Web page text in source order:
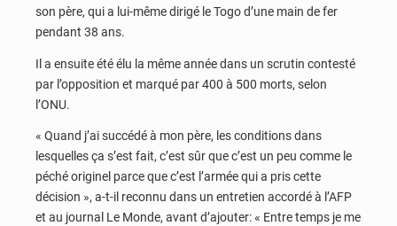
son père, qui a lui-même dirigé le Togo d’une main de fer
pendant 38 ans.
Il a ensuite été élu la même année dans un scrutin contesté
par l’opposition et marqué par 400 à 500 morts, selon
l’ONU.
« Quand j’ai succédé à mon père, les conditions dans
lesquelles ça s’est fait, c’est sûr que c’est un peu comme le
péché originel parce que c’est l’armée qui a pris cette
décision », a-t-il reconnu dans un entretien accordé à l’AFP
et au journal Le Monde, avant d’ajouter: « Entre temps je me